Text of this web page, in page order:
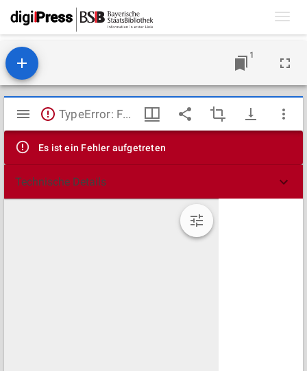
1
Mirador
Viewer
TypeError: Failed to fetch
Es ist ein Fehler aufgetreten
Technische Details